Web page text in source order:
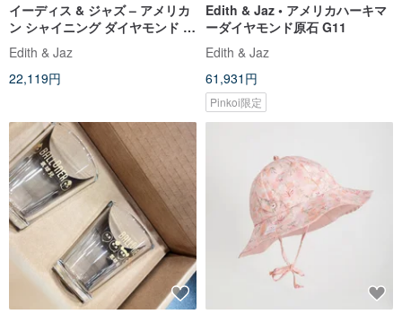
イーディス & ジャズ – アメリカ
ン シャイニング ダイヤモンド ラ
フ G1
Edith & Jaz
22,119円
Edith & Jaz • アメリカハーキマ
ーダイヤモンド原石 G11
Edith & Jaz
61,931円
Pinkoi限定